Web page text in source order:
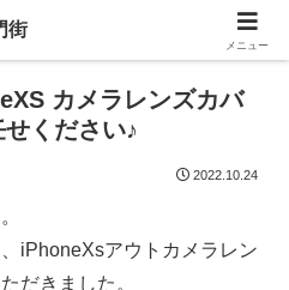
カメラレンズカバ
ください♪
2022.10.24
iPhoneXsアウトカメラレン
だきました。
街
メニュー